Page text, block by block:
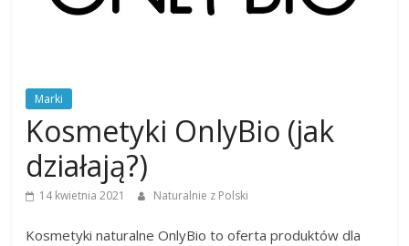
Marki
Kosmetyki OnlyBio (jak
działają?)
14 kwietnia 2021 Naturalnie z Polski
Kosmetyki naturalne OnlyBio to oferta produktów dla